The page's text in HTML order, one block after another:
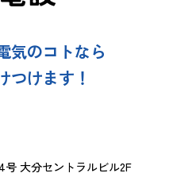
気のコトなら
つけます！
大分セントラルビル2F